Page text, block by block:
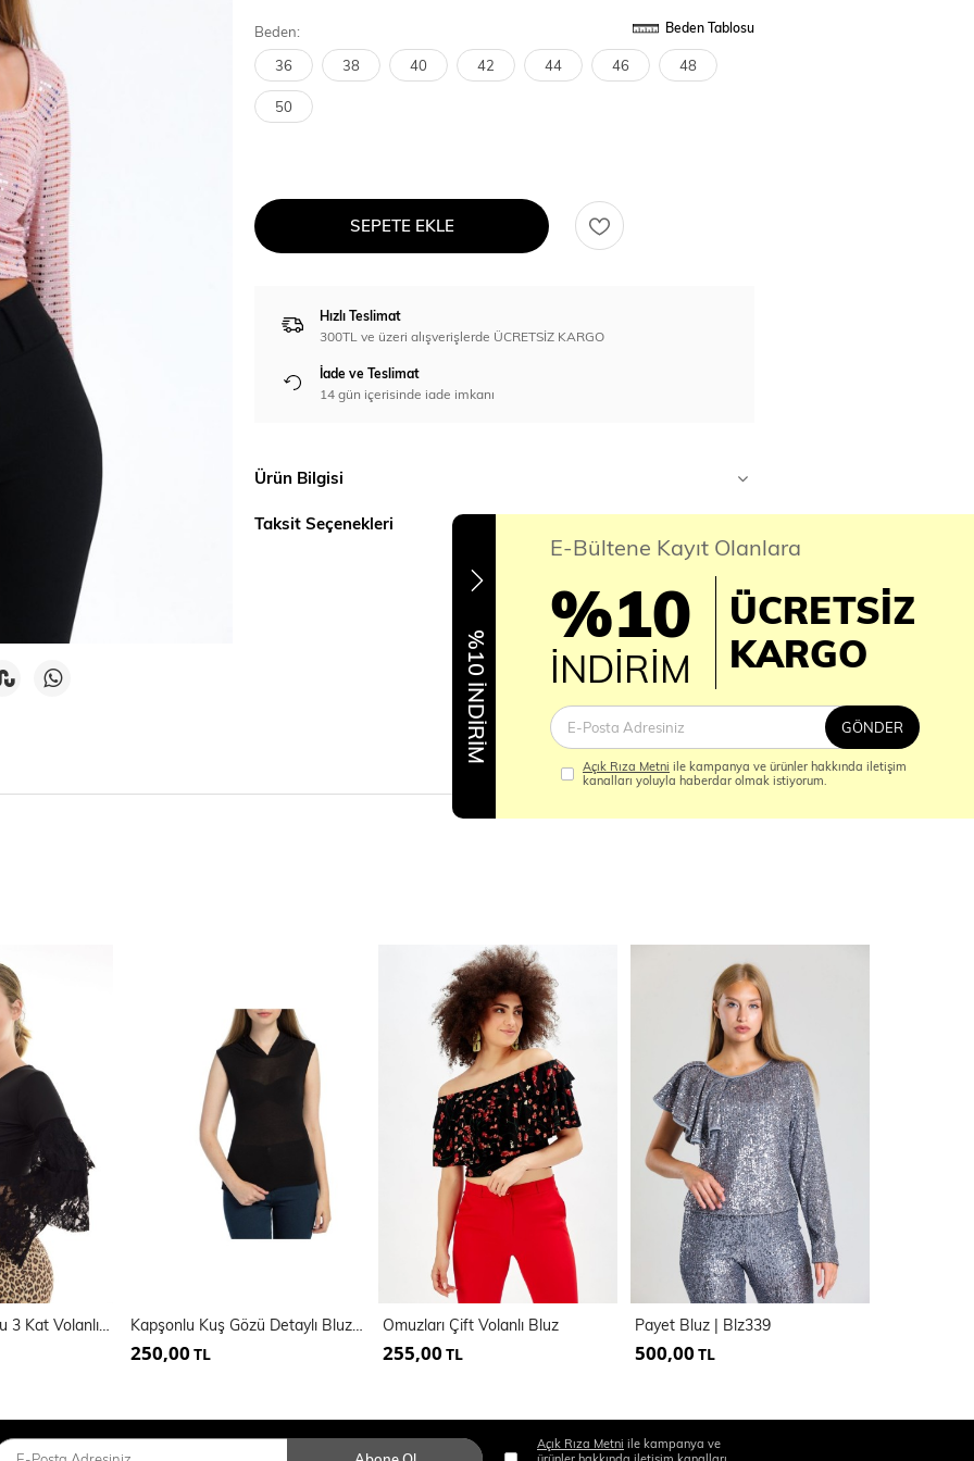
Beden: Beden Tablosu
36 38 40 42 44 46 48
50
SEPETE EKLE
Hızlı Teslimat
300TL ve üzeri alışverişlerde ÜCRETSİZ KARGO
İade ve Teslimat
14 gün içerisinde iade imkanı
Ürün Bilgisi
Taksit Seçenekleri
Kruvaze Yaka Kolu 3 Kat Volanlı Bluz | Blz14987 Kapşonlu Kuş Gözü Detaylı Bluz | Blz13910
250,00 TL
Omuzları Çift Volanlı Bluz
255,00 TL
Payet Bluz | Blz339
500,00 TL
%10 İNDİRİM
E-Bültene Kayıt Olanlara
%10
İNDİRİM
ÜCRETSİZ
KARGO
GÖNDER
Açık Rıza Metni ile kampanya ve ürünler hakkında iletişim
kanalları yoluyla haberdar olmak istiyorum.
Açık Rıza Metni ile kampanya ve